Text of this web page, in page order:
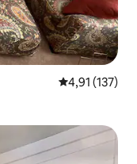
Prosječna
4,91 (137)